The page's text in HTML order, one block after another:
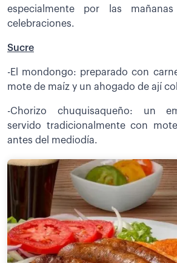
especialmente por las
celebraciones.
Sucre
-El mondongo: preparado con
mote de maíz y un ahogado de ají
-Chorizo chuquisaqueño: un
servido tradicionalmente con
antes del mediodía.